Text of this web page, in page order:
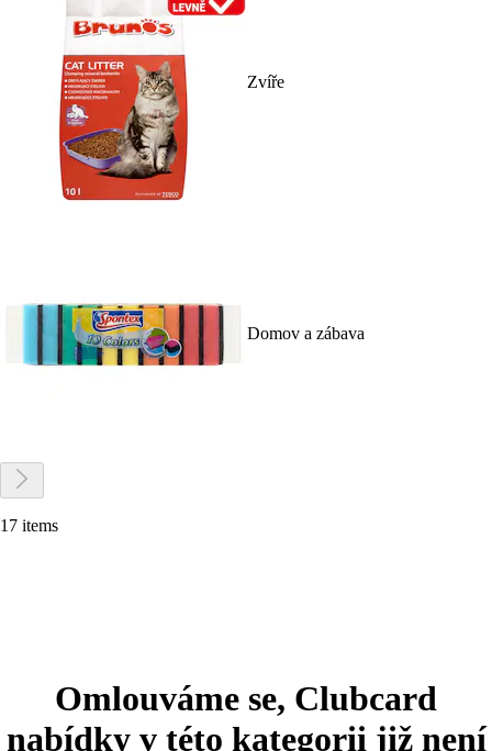
Zvíře
Domov a zábava
17 items
Omlouváme se, Clubcard
nabídky v této kategorii již není